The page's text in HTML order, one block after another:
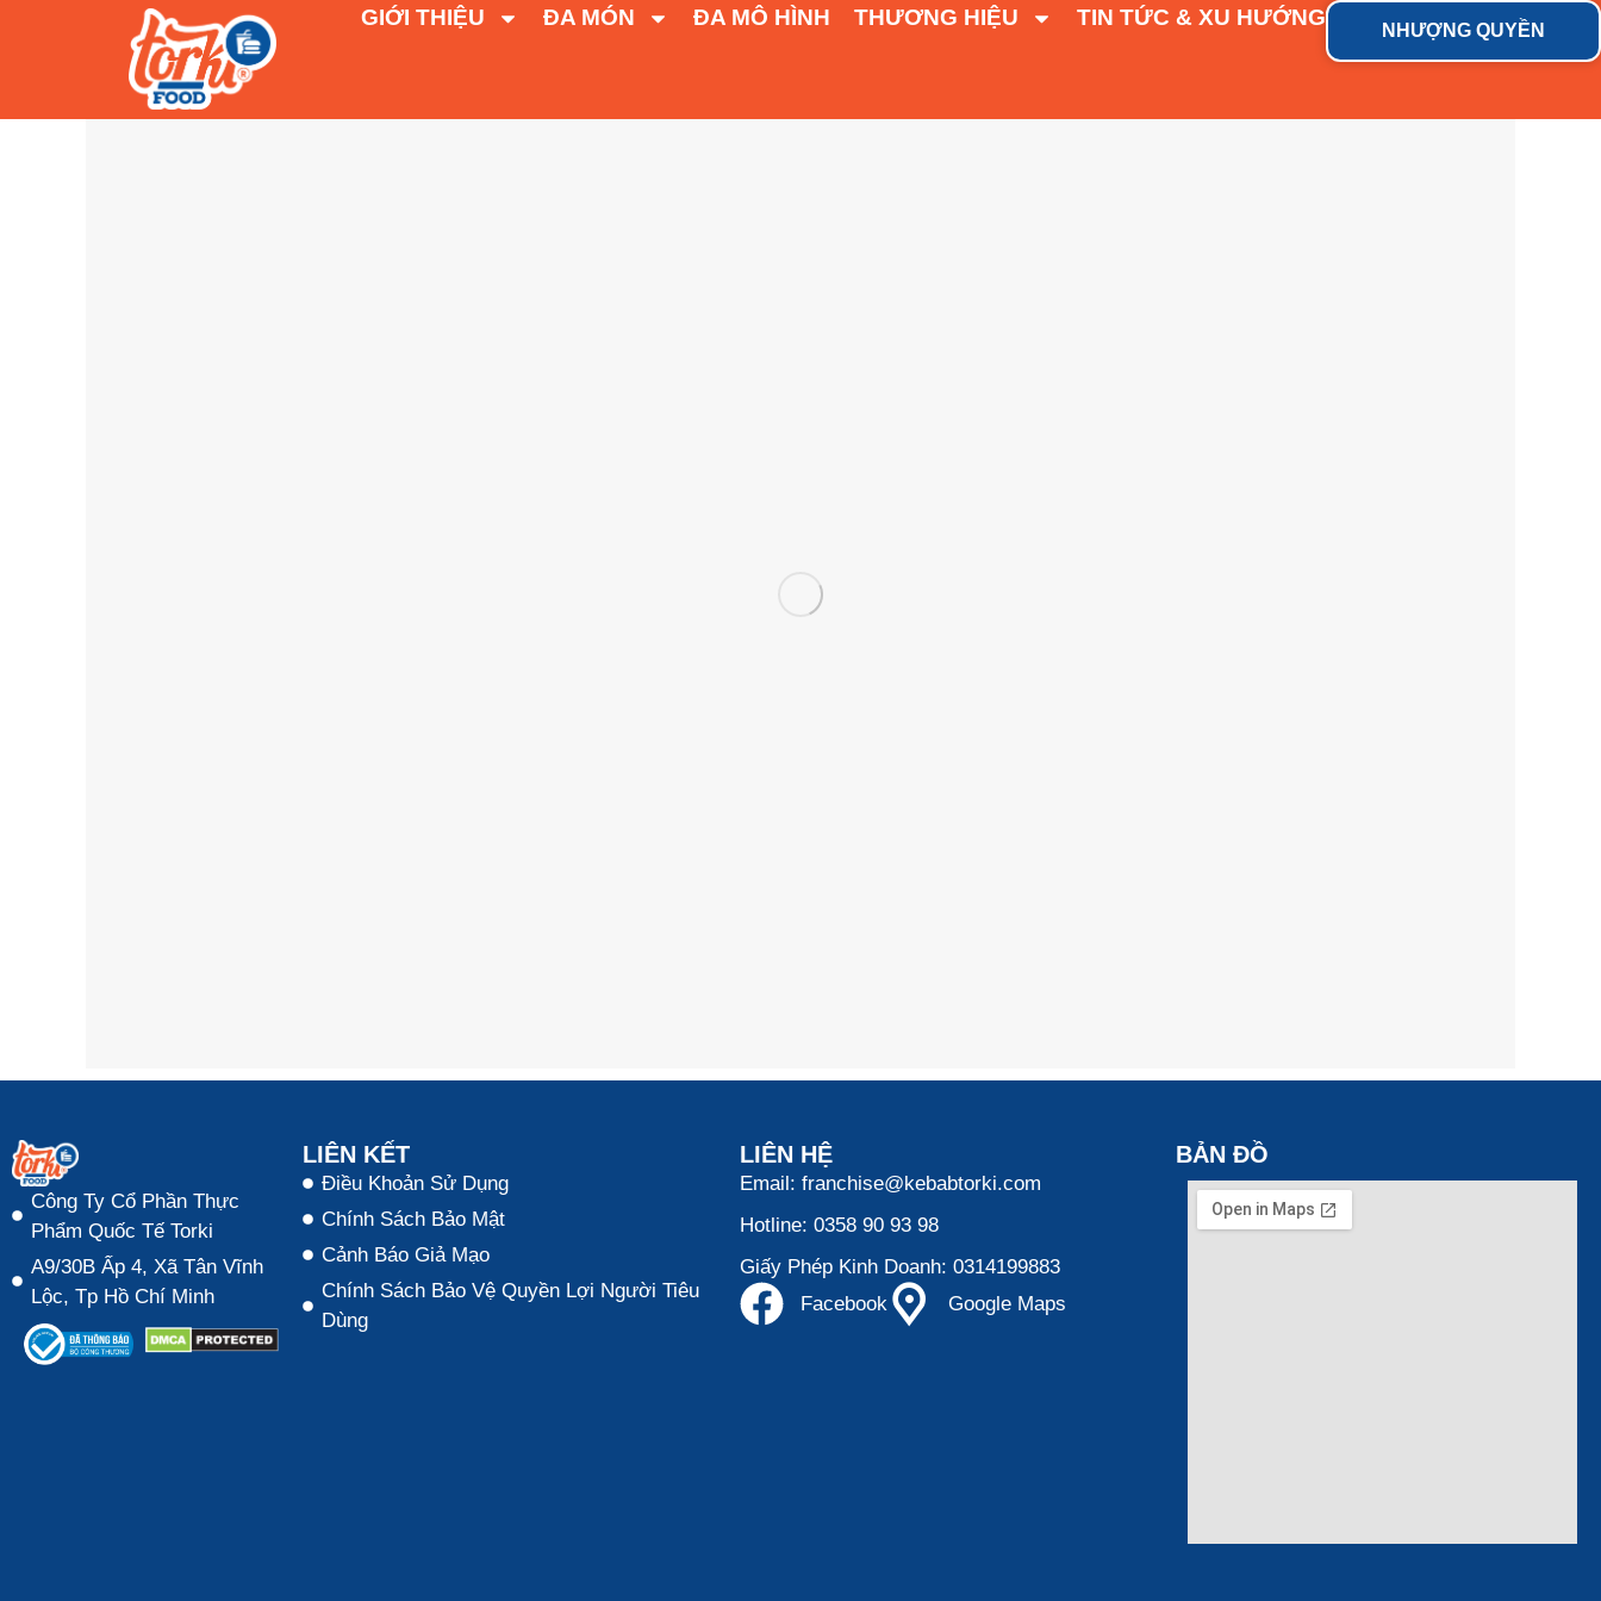
GIỚI THIỆU ĐA MÓN ĐA MÔ HÌNH THƯƠNG HIỆU TIN TỨC & XU HƯỚNG
NHƯỢNG QUYỀN
Công Ty Cổ Phần Thực
Phẩm Quốc Tế Torki
A9/30B Ấp 4, Xã Tân Vĩnh
Lộc, Tp Hồ Chí Minh
LIÊN KẾT
Điều Khoản Sử Dụng
Chính Sách Bảo Mật
Cảnh Báo Giả Mạo
Chính Sách Bảo Vệ Quyền Lợi Người Tiêu
Dùng
LIÊN HỆ
Email: franchise@kebabtorki.com
Hotline: 0358 90 93 98
Giấy Phép Kinh Doanh: 0314199883
Facebook
Google Maps
BẢN ĐỒ